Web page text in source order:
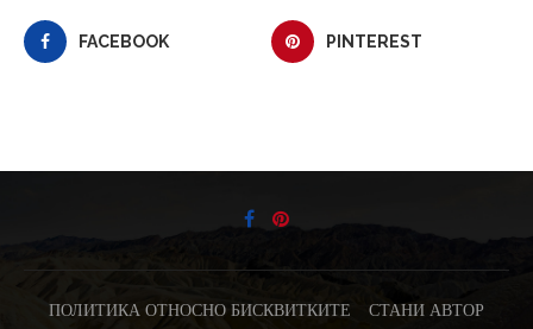
FACEBOOK PINTEREST
ПОЛИТИКА ОТНОСНО БИСКВИТКИТЕ СТАНИ АВТОР